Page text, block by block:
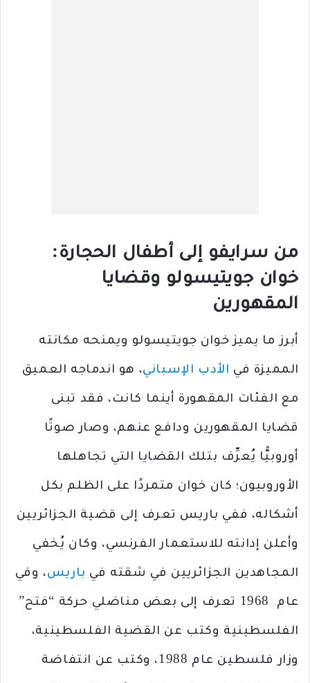
من سرايفو إلى أطفال الحجارة:
خوان جويتيسولو وقضايا
المقهورين
أبرز ما يميز خوان جويتيسولو ويمنحه مكانته
المميزة في الأدب الإسباني، هو اندماجه العميق
مع الفئات المقهورة أينما كانت، فقد تبنى
قضايا المقهورين ودافع عنهم، وصار صوتًا
أوروبيًّا يُعرِّف بتلك القضايا التي تجاهلها
الأوروبيون؛ كان خوان متمردًا على الظلم بكل
أشكاله، ففي باريس تعرف إلى قضية الجزائريين
وأعلن إدانته للاستعمار الفرنسي، وكان يُخفي
المجاهدين الجزائريين في شقته في باريس، وفي
عام 1968 تعرف إلى بعض مناضلي حركة “فتح”
الفلسطينية وكتب عن القضية الفلسطينية،
وزار فلسطين عام 1988، وكتب عن انتفاضة